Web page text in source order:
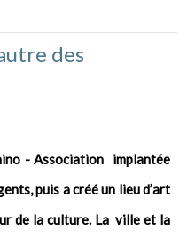
des
- Association implantée
puis a créé un lieu d’art
de la culture. La ville et la